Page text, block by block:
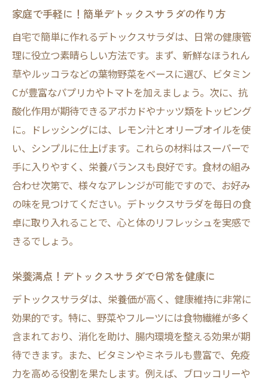
家庭で手軽に！簡単デトックスサラダの作り方
自宅で簡単に作れるデトックスサラダは、日常の健康管
理に役立つ素晴らしい方法です。まず、新鮮なほうれん
草やルッコラなどの葉物野菜をベースに選び、ビタミン
Cが豊富なパプリカやトマトを加えましょう。次に、抗
酸化作用が期待できるアボカドやナッツ類をトッピング
に。ドレッシングには、レモン汁とオリーブオイルを使
い、シンプルに仕上げます。これらの材料はスーパーで
手に入りやすく、栄養バランスも良好です。食材の組み
合わせ次第で、様々なアレンジが可能ですので、お好み
の味を見つけてください。デトックスサラダを毎日の食
卓に取り入れることで、心と体のリフレッシュを実感で
きるでしょう。
栄養満点！デトックスサラダで日常を健康に
デトックスサラダは、栄養価が高く、健康維持に非常に
効果的です。特に、野菜やフルーツには食物繊維が多く
含まれており、消化を助け、腸内環境を整える効果が期
待できます。また、ビタミンやミネラルも豊富で、免疫
力を高める役割を果たします。例えば、ブロッコリーや